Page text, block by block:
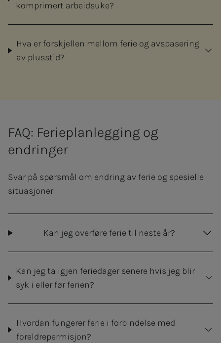
komprimert arbeidsuke?
Hva er forskjellen mellom ferie og avspasering
av plusstid?
FAQ: Ferieplanlegging og
endringer
Svar på spørsmål om endring av ferie og spesielle
situasjoner
Kan jeg overføre ferie til neste år?
Kan jeg ta igjen feriedager senere hvis jeg blir
syk i eller før ferien?
Hvordan fungerer ferie i forbindelse med
foreldrepermisjon?